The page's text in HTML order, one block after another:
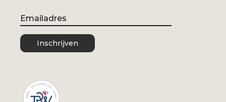
Email
Inschrijven